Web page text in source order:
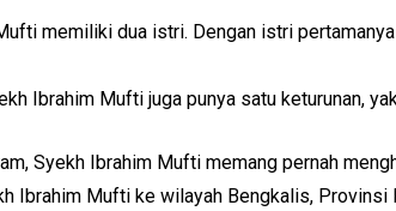
memiliki dua istri. Dengan istri
Ibrahim Mufti juga punya satu keturunan,
Syekh Ibrahim Mufti memang pernah
Ibrahim Mufti ke wilayah Bengkalis, Provinsi